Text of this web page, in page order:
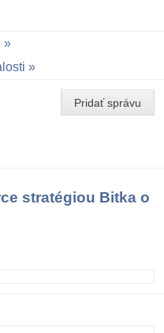
Pridať správu
stratégiou Bitka o